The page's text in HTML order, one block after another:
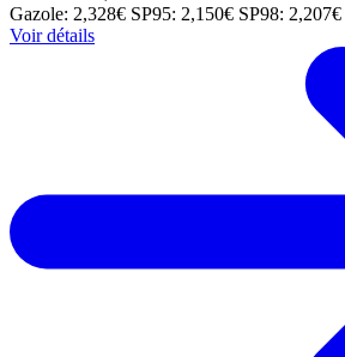
Gazole: 2,328€ SP95: 2,150€ SP98: 2,207€
Voir détails